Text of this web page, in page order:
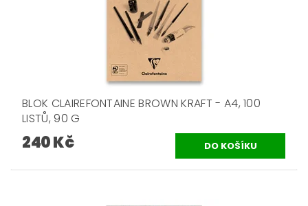
BLOK CLAIREFONTAINE BROWN KRAFT - A4, 100
LISTŮ, 90 G
240 Kč